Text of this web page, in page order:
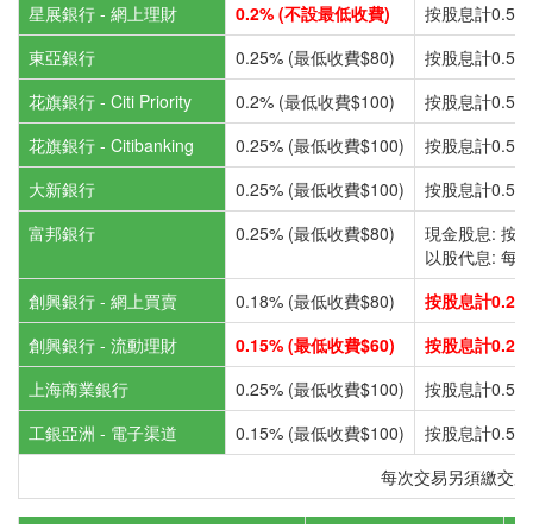
星展銀行 - 網上理財
0.2% (不設最低收費)
按股息計
東亞銀行
0.25% (最低收費$80)
按股息計
花旗銀行 - Citi Priority
0.2% (最低收費$100)
按股息計
花旗銀行 - Citibanking
0.25% (最低收費$100)
按股息計
大新銀行
0.25% (最低收費$100)
按股息計
富邦銀行
0.25% (最低收費$80)
現金股息: 按
以股代息: 每
創興銀行 - 網上買賣
0.18% (最低收費$80)
按股息計
創興銀行 - 流動理財
0.15% (最低收費$60)
按股息計
上海商業銀行
0.25% (最低收費$100)
按股息計
工銀亞洲 - 電子渠道
0.15% (最低收費$100)
按股息計
每次交易另須繳交